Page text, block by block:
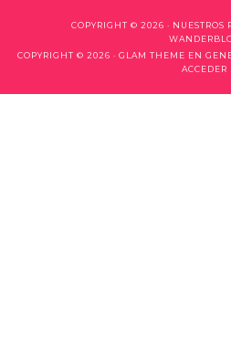
COPYRIGHT © 2026 · NUESTROS
COPYRIGHT © 2026 · GLAM THEME EN
ACCEDER